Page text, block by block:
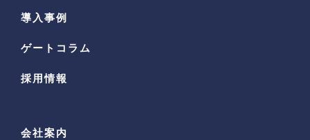
導入事例
ゲートコラム
採用情報
会社案内